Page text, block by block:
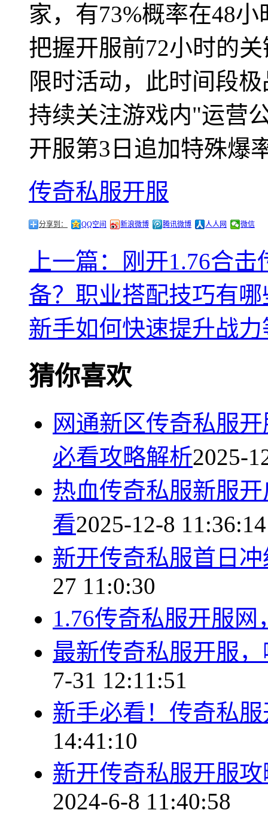
家，有73%概率在48
把握开服前72小时的
限时活动，此时间段
持续关注游戏内"运营
开服第3日追加特殊爆
传奇私服开服
分享到： QQ空间 新浪微博 腾讯微博 人人网 微信
上一篇：刚开1.76合
备？职业搭配技巧有哪
新手如何快速提升战
猜你喜欢
网通新区传奇私服
必看攻略解析2025-
热血传奇私服新服
看2025-12-8 11:36:14
新开传奇私服首日
27 11:0:30
1.76传奇私服开服网
最新传奇私服开服
7-31 12:11:51
新手必看！传奇私
14:41:10
新开传奇私服开服
2024-6-8 11:40:58